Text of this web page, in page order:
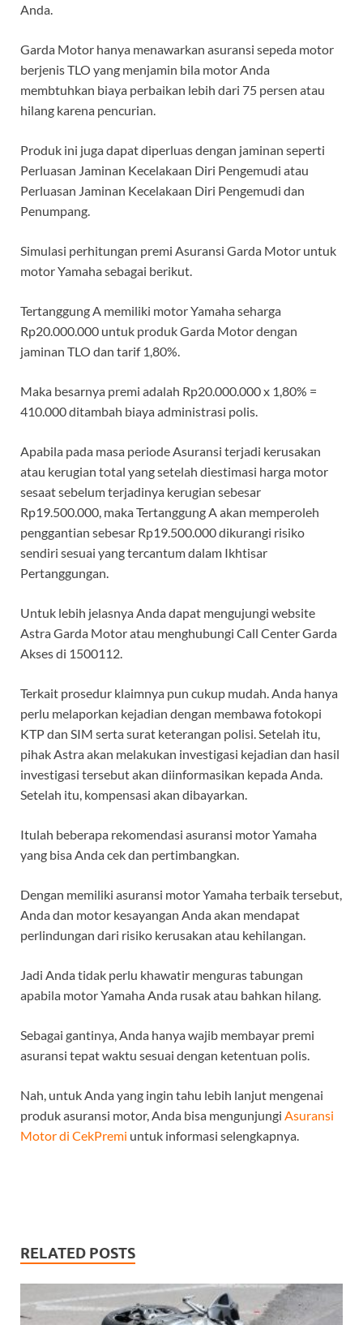
Anda.
Garda Motor hanya menawarkan asuransi sepeda motor
berjenis TLO yang menjamin bila motor Anda
membtuhkan biaya perbaikan lebih dari 75 persen atau
hilang karena pencurian.
Produk ini juga dapat diperluas dengan jaminan seperti
Perluasan Jaminan Kecelakaan Diri Pengemudi atau
Perluasan Jaminan Kecelakaan Diri Pengemudi dan
Penumpang.
Simulasi perhitungan premi Asuransi Garda Motor untuk
motor Yamaha sebagai berikut.
Tertanggung A memiliki motor Yamaha seharga
Rp20.000.000 untuk produk Garda Motor dengan
jaminan TLO dan tarif 1,80%.
Maka besarnya premi adalah Rp20.000.000 x 1,80% =
410.000 ditambah biaya administrasi polis.
Apabila pada masa periode Asuransi terjadi kerusakan
atau kerugian total yang setelah diestimasi harga motor
sesaat sebelum terjadinya kerugian sebesar
Rp19.500.000, maka Tertanggung A akan memperoleh
penggantian sebesar Rp19.500.000 dikurangi risiko
sendiri sesuai yang tercantum dalam Ikhtisar
Pertanggungan.
Untuk lebih jelasnya Anda dapat mengujungi website
Astra Garda Motor atau menghubungi Call Center Garda
Akses di 1500112.
Terkait prosedur klaimnya pun cukup mudah. Anda hanya
perlu melaporkan kejadian dengan membawa fotokopi
KTP dan SIM serta surat keterangan polisi. Setelah itu,
pihak Astra akan melakukan investigasi kejadian dan hasil
investigasi tersebut akan diinformasikan kepada Anda.
Setelah itu, kompensasi akan dibayarkan.
Itulah beberapa rekomendasi asuransi motor Yamaha
yang bisa Anda cek dan pertimbangkan.
Dengan memiliki asuransi motor Yamaha terbaik tersebut,
Anda dan motor kesayangan Anda akan mendapat
perlindungan dari risiko kerusakan atau kehilangan.
Jadi Anda tidak perlu khawatir menguras tabungan
apabila motor Yamaha Anda rusak atau bahkan hilang.
Sebagai gantinya, Anda hanya wajib membayar premi
asuransi tepat waktu sesuai dengan ketentuan polis.
Nah, untuk Anda yang ingin tahu lebih lanjut mengenai
produk asuransi motor, Anda bisa mengunjungi Asuransi
Motor di CekPremi untuk informasi selengkapnya.
RELATED POSTS